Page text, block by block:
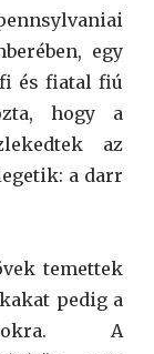
egy
és fiatal fiú
hogy a
az
a darr
temettek
pedig a
A